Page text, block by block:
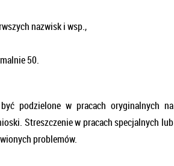
nazwisk i wsp.,
50.
podzielone w pracach oryginalnych na
Streszczenie w pracach specjalnych lub
problemów.